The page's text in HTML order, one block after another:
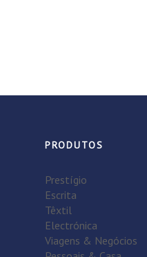
PRODUTOS
Prestígio
Escrita
Têxtil
Electrónica
Viagens & Negócios